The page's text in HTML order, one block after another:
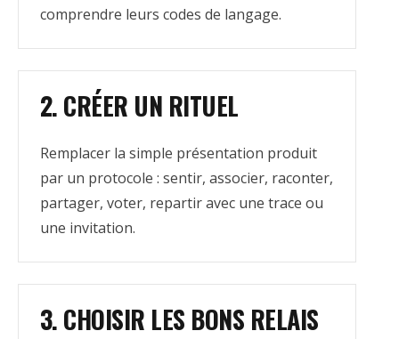
comprendre leurs codes de langage.
2. CRÉER UN RITUEL
Remplacer la simple présentation produit
par un protocole : sentir, associer, raconter,
partager, voter, repartir avec une trace ou
une invitation.
3. CHOISIR LES BONS RELAIS